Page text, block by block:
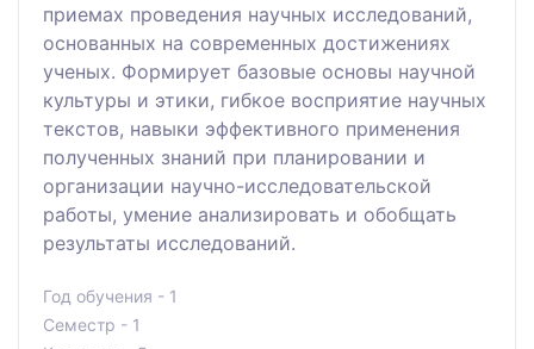
приемах проведения научных исследований,
основанных на современных достижениях
ученых. Формирует базовые основы научной
культуры и этики, гибкое восприятие научных
текстов, навыки эффективного применения
полученных знаний при планировании и
организации научно-исследовательской
работы, умение анализировать и обобщать
результаты исследований.
Год обучения - 1
Семестр - 1